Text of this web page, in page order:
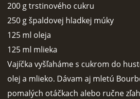
NAJČASTEJŠIE OTÁZKY
FOTOALBUM
FOTOPOSTUPY
200 g trstinového cukru
250 g špaldovej hladkej múky
125 ml oleja
125 ml mlieka
Vajíčka vyšľaháme s cukrom do
olej a mlieko. Dávam aj mletú
pomalých otáčkach alebo ručne